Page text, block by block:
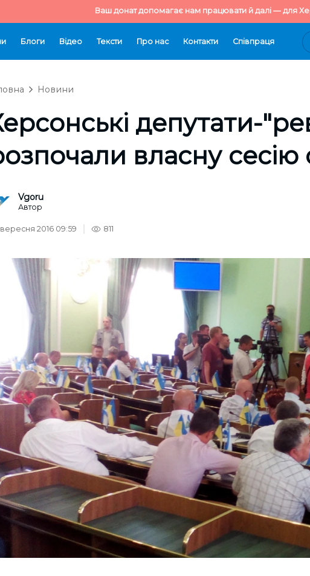
Ваш донат допомагає нам працювати й далі — для
Блоги Відео Тексти Про нас Контакти Cпівпраця
Новини
депутати-
власну
Vgoru
Автор
2016 09:59 811